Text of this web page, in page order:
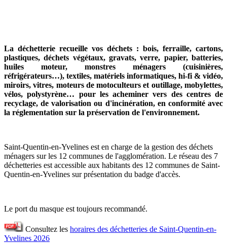
La déchetterie recueille vos déchets : bois, ferraille, cartons,
plastiques, déchets végétaux, gravats, verre, papier, batteries,
huiles moteur, monstres ménagers (cuisinières,
réfrigérateurs…), textiles, matériels informatiques, hi-fi & vidéo,
miroirs, vitres, moteurs de motoculteurs et outillage, mobylettes,
vélos, polystyrène… pour les acheminer vers des centres de
recyclage, de valorisation ou d'incinération, en conformité avec
la réglementation sur la préservation de l'environnement.
Saint-Quentin-en-Yvelines est en charge de la gestion des déchets
ménagers sur les 12 communes de l'agglomération. Le réseau des 7
déchetteries est accessible aux habitants des 12 communes de Saint-
Quentin-en-Yvelines sur présentation du badge d'accès.
Le port du masque est toujours recommandé.
Consultez les horaires des déchetteries de Saint-Quentin-en-
Yvelines 2026